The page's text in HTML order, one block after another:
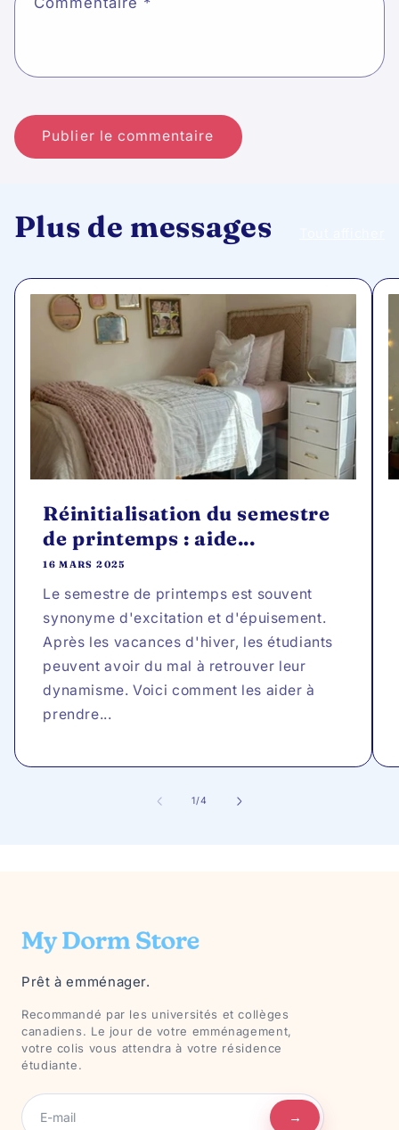
Plus de messages
Réinitialisation du semestre
de printemps : aide...
16 MARS 2025
Le semestre de printemps est souvent
synonyme d'excitation et d'épuisement.
Après les vacances d'hiver, les étudiants
peuvent avoir du mal à retrouver leur
dynamisme. Voici comment les aider à
prendre...
1/de
4
Prêt à emménager.
Recommandé par les universités et collèges
canadiens. Le jour de votre emménagement,
votre colis vous attendra à votre résidence
étudiante.
→